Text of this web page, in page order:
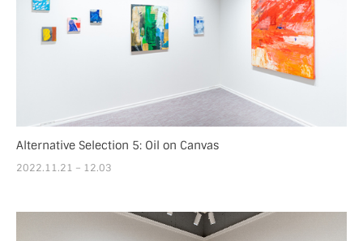
Alternative Selection 5: Oil on Canvas
2022.11.21 – 12.03